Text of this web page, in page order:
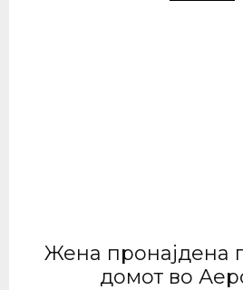
Жена пронајдена
домот во